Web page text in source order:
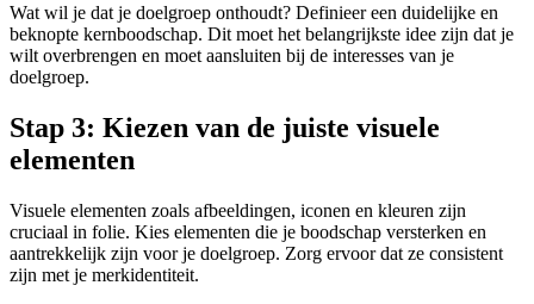
Wat wil je dat je doelgroep onthoudt? Definieer een duidelijke en
beknopte kernboodschap. Dit moet het belangrijkste idee zijn dat je
wilt overbrengen en moet aansluiten bij de interesses van je
doelgroep.
Stap 3: Kiezen van de juiste visuele
elementen
Visuele elementen zoals afbeeldingen, iconen en kleuren zijn
cruciaal in folie. Kies elementen die je boodschap versterken en
aantrekkelijk zijn voor je doelgroep. Zorg ervoor dat ze consistent
zijn met je merkidentiteit.